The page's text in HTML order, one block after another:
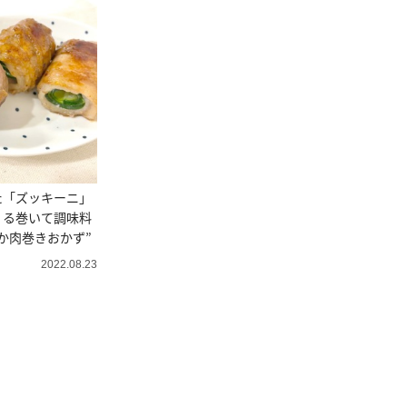
ズッキーニ」
巻いて調味料
肉巻きおかず”
2022.08.23